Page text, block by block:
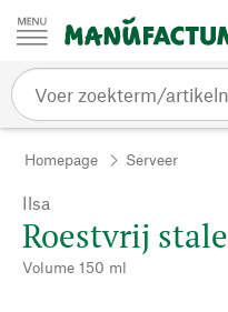
Passer au contenu
Homepage Serveer
Ilsa
Roestvrij
Volume 150 ml